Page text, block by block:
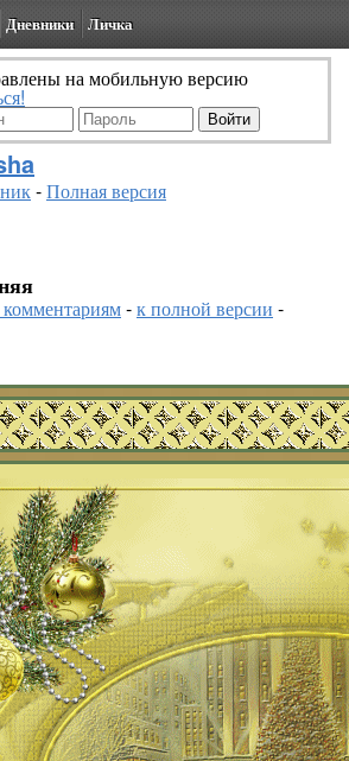
Дневники Личка
на мобильную версию
-Полная версия
-к полной версии -